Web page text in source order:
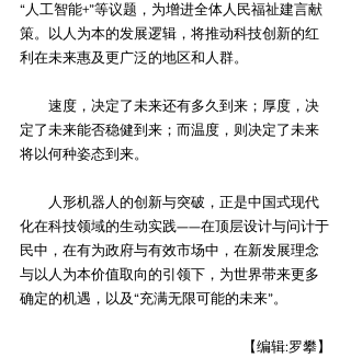
“人工智能+”等议题，为增进全体人民福祉建言献
策。以人为本的发展逻辑，将推动科技创新的红
利在未来惠及更广泛的地区和人群。
速度，决定了未来还有多久到来；厚度，决
定了未来能否稳健到来；而温度，则决定了未来
将以何种姿态到来。
人形机器人的创新与突破，正是中国式现代
化在科技领域的生动实践——在顶层设计与问计于
民中，在有为政府与有效市场中，在新发展理念
与以人为本价值取向的引领下，为世界带来更多
确定的机遇，以及“充满无限可能的未来”。
【编辑:罗攀】